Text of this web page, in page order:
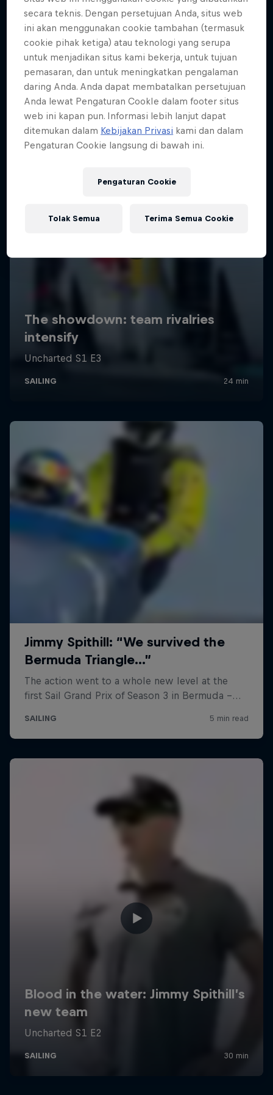
3 Photos
secara teknis. Dengan persetujuan Anda, situs web
ini akan menggunakan cookie tambahan (termasuk
cookie pihak ketiga) atau teknologi yang serupa
untuk menjadikan situs kami bekerja, untuk tujuan
pemasaran, dan untuk meningkatkan pengalaman
daring Anda. Anda dapat membatalkan persetujuan
Anda lewat Pengaturan CookIe dalam footer situs
web ini kapan pun. Informasi lebih lanjut dapat
ditemukan dalam Kebijakan Privasi kami dan dalam
Pengaturan Cookie langsung di bawah ini.
Pengaturan Cookie
Tolak Semua Terima Semua Cookie